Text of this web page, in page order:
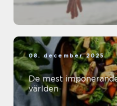
08. december 2025
De mest
världen